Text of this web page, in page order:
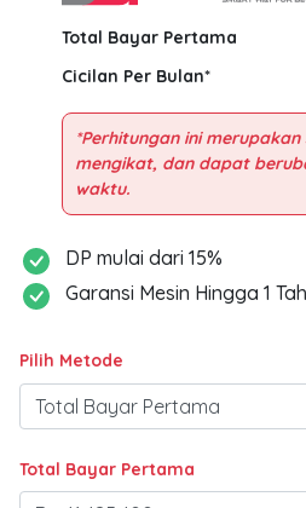
Total Bayar Pertama
Cicilan Per Bulan*
*Perhitungan ini
mengikat, dan dapat
DP mulai dari 15%
Garansi Mesin Hingga 1
Pilih Metode
Total Bayar Pertama